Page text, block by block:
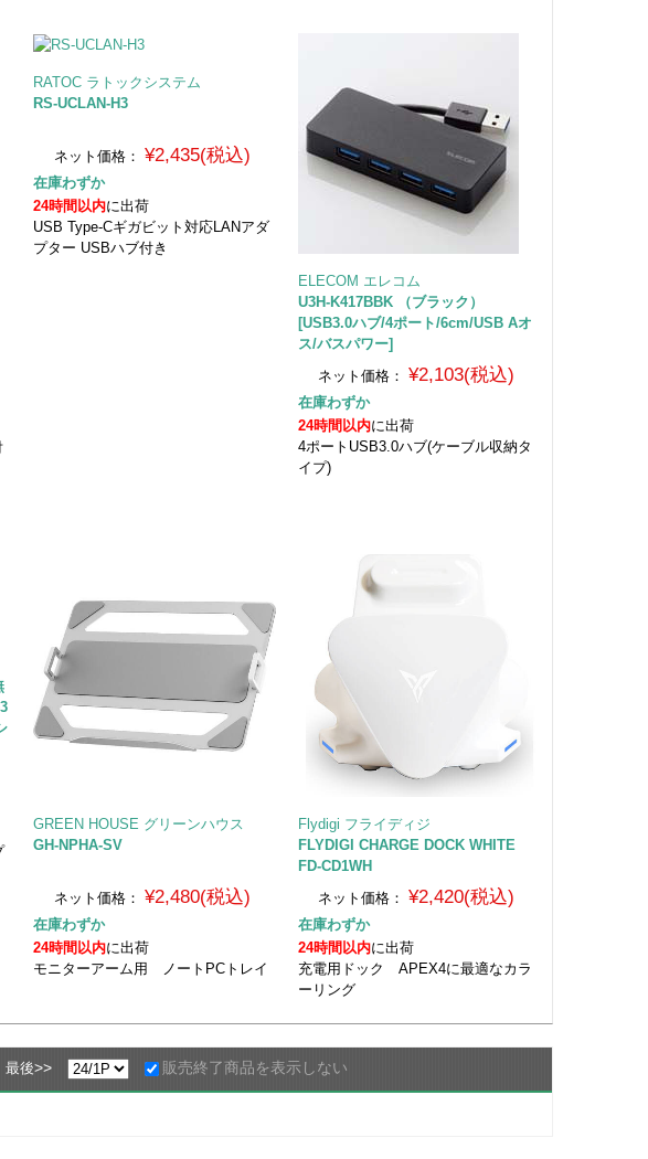
RATOC ラトックシステム
RS-UCLAN-H3
ネット価格： ¥2,435(税込)
在庫わずか
24時間以内に出荷
USB Type-Cギガビット対応LANアダ
プター USBハブ付き
ELECOM エレコム
U3H-K417BBK （ブラック）
[USB3.0ハブ/4ポート/6cm/USB Aオ
ス/バスパワー]
ネット価格：
¥2,103(税込)
在庫わずか
24時間以内に出荷
4ポートUSB3.0ハブ(ケーブル収納タ
イプ)
GREEN HOUSE グリーンハウス
GH-NPHA-SV
ネット価格： ¥2,480(税込)
在庫わずか
24時間以内に出荷
モニターアーム用 ノートPCトレイ
Flydigi フライディジ
FLYDIGI CHARGE DOCK WHITE
FD-CD1WH
ネット価格：
¥2,420(税込)
在庫わずか
24時間以内に出荷
充電用ドック APEX4に最適なカラ
ーリング
最後>> 販売終了商品を表示しない